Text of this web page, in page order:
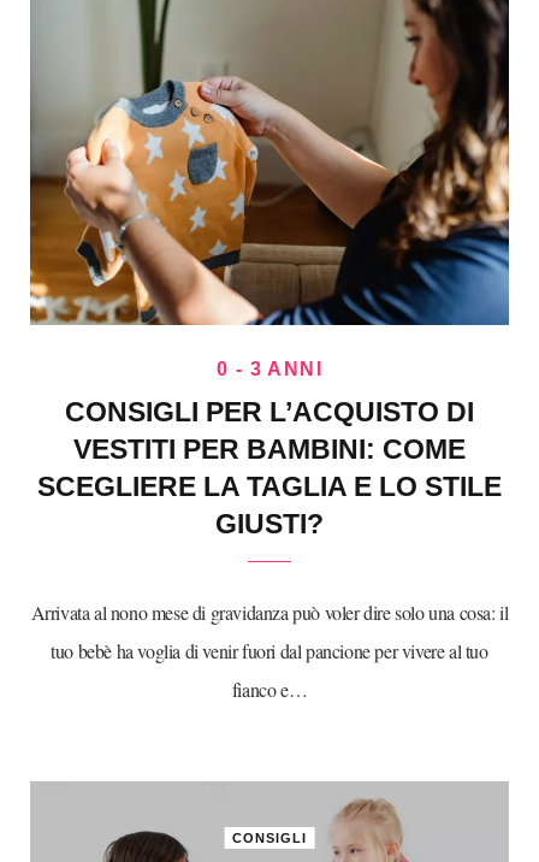
0 - 3 ANNI
CONSIGLI PER L’ACQUISTO DI
VESTITI PER BAMBINI: COME
SCEGLIERE LA TAGLIA E LO STILE
GIUSTI?
Arrivata al nono mese di gravidanza può voler dire solo una cosa: il
tuo bebè ha voglia di venir fuori dal pancione per vivere al tuo
fianco e…
CONSIGLI